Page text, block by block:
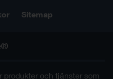
Sitemap
produkter och tjänster som